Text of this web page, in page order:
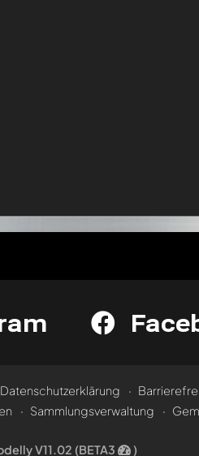
Datenschutzerklärung
Sammlungsverwaltung
V11.02 (BETA3 )